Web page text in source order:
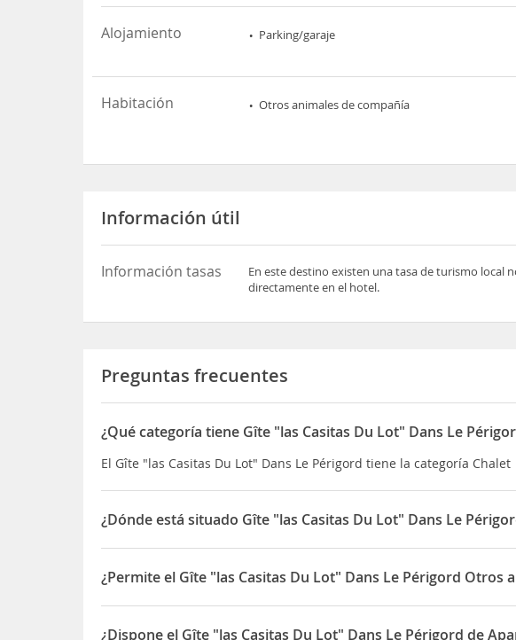
Alojamiento Parking/garaje
Habitación Otros animales de compañía
Información útil
Información tasas
En este destino existen una tasa de turismo local
directamente en el hotel.
Preguntas frecuentes
¿Qué categoría tiene Gîte "las Casitas Du Lot" Dans Le
El Gîte "las Casitas Du Lot" Dans Le Périgord tiene la categoría Chalet
¿Dónde está situado Gîte "las Casitas Du Lot" Dans Le
El Gîte "las Casitas Du Lot" Dans Le Périgord está situado en la borie
¿Permite el Gîte "las Casitas Du Lot" Dans Le Périgord Otros
Sí, el Gîte "las Casitas Du Lot" Dans Le Périgord permite Otros
¿Dispone el Gîte "las Casitas Du Lot" Dans Le Périgord de